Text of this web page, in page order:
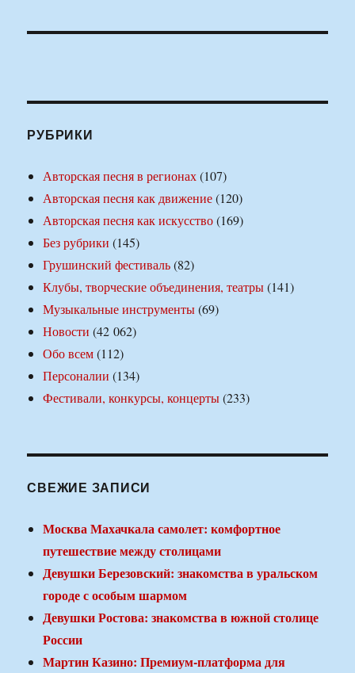
РУБРИКИ
Авторская песня в регионах(107)
Авторская песня как движение(120)
Авторская песня как искусство(169)
Без рубрики (145)
Грушинский фестиваль(82)
Клубы, творческие объединения, театры(141)
Музыкальные инструменты(69)
Новости (42 062)
Обо всем(112)
Персоналии (134)
Фестивали, конкурсы, концерты(233)
СВЕЖИЕ ЗАПИСИ
Москва Махачкала самолет: комфортное
путешествие между столицами
Девушки Березовский: знакомства в уральском
городе с особым шармом
Девушки Ростова: знакомства в южной столице
России
Мартин Казино: Премиум-платформа для